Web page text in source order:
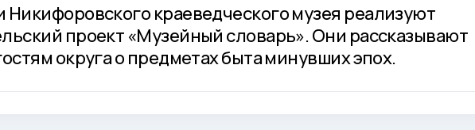
Никифоровского краеведческого музея реализуют
проект «Музейный словарь». Они рассказывают
округа о предметах быта минувших эпох.